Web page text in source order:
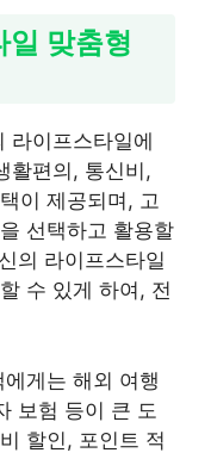
일 맞춤형
라이프스타일에
활편의, 통신비,
이 제공되며, 고
선택하고 활용할
의 라이프스타일
수 있게 하여, 전
게는 해외 여행
보험 등이 큰 도
할인, 포인트 적